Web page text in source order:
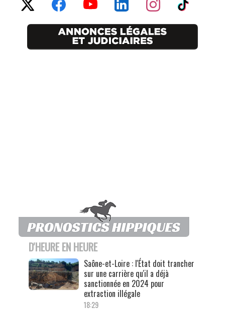
D'HEURE EN HEURE
Saône-et-Loire : l'État doit trancher
sur une carrière qu'il a déjà
sanctionnée en 2024 pour
extraction illégale
18:29